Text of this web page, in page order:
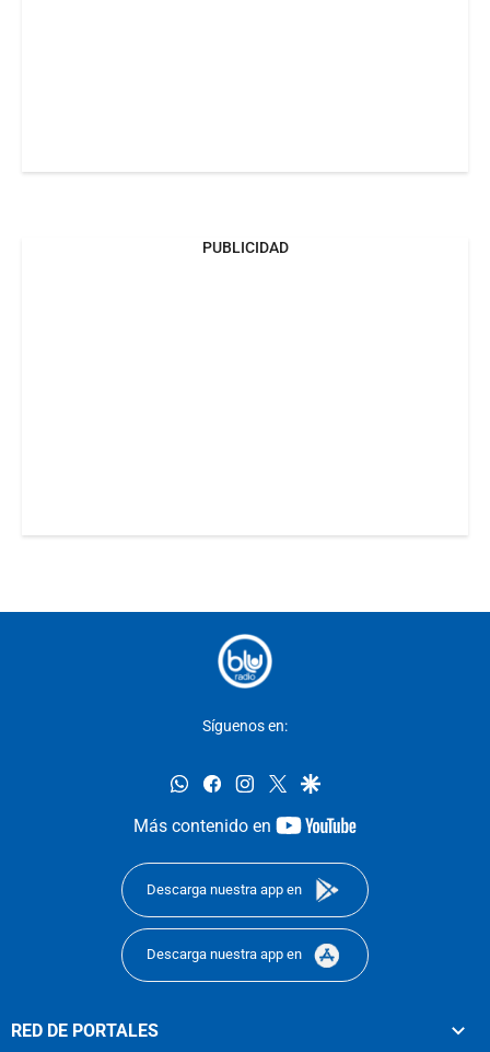
PUBLICIDAD
Síguenos en:
whatsappfacebookinstagram
twittergoogle
Más contenido en
youtube-
Descarga nuestra app en
Descarga nuestra app en
RED DE PORTALES